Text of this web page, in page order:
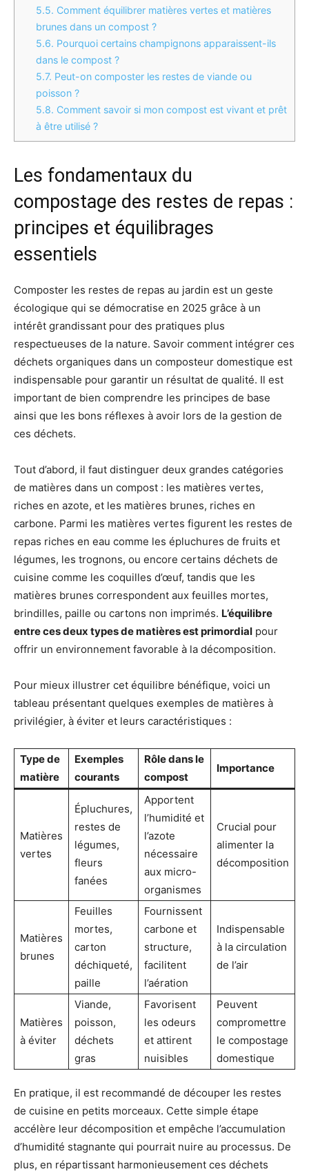
5.5. Comment équilibrer matières vertes et matières
brunes dans un compost ?
5.6. Pourquoi certains champignons apparaissent-ils
dans le compost ?
5.7. Peut-on composter les restes de viande ou
poisson ?
5.8. Comment savoir si mon compost est vivant et prêt
à être utilisé ?
Les fondamentaux du
compostage des restes de repas :
principes et équilibrages
essentiels
Composter les restes de repas au jardin est un geste
écologique qui se démocratise en 2025 grâce à un
intérêt grandissant pour des pratiques plus
respectueuses de la nature. Savoir comment intégrer ces
déchets organiques dans un composteur domestique est
indispensable pour garantir un résultat de qualité. Il est
important de bien comprendre les principes de base
ainsi que les bons réflexes à avoir lors de la gestion de
ces déchets.
Tout d’abord, il faut distinguer deux grandes catégories
de matières dans un compost : les matières vertes,
riches en azote, et les matières brunes, riches en
carbone. Parmi les matières vertes figurent les restes de
repas riches en eau comme les épluchures de fruits et
légumes, les trognons, ou encore certains déchets de
cuisine comme les coquilles d’œuf, tandis que les
matières brunes correspondent aux feuilles mortes,
brindilles, paille ou cartons non imprimés. L’équilibre
entre ces deux types de matières est primordial pour
offrir un environnement favorable à la décomposition.
Pour mieux illustrer cet équilibre bénéfique, voici un
tableau présentant quelques exemples de matières à
privilégier, à éviter et leurs caractéristiques :
Type de
matière
Exemples
courants
Rôle dans le
compost
Importance
Matières
vertes
Épluchures,
restes de
légumes,
fleurs
fanées
Apportent
l’humidité et
l’azote
nécessaire
aux micro-
organismes
Crucial pour
alimenter la
décomposition
Matières
brunes
Feuilles
mortes,
carton
déchiqueté,
paille
Fournissent
carbone et
structure,
facilitent
l’aération
Indispensable
à la circulation
de l’air
Matières
à éviter
Viande,
poisson,
déchets
gras
Favorisent
les odeurs
et attirent
nuisibles
Peuvent
compromettre
le compostage
domestique
En pratique, il est recommandé de découper les restes
de cuisine en petits morceaux. Cette simple étape
accélère leur décomposition et empêche l’accumulation
d’humidité stagnante qui pourrait nuire au processus. De
plus, en répartissant harmonieusement ces déchets